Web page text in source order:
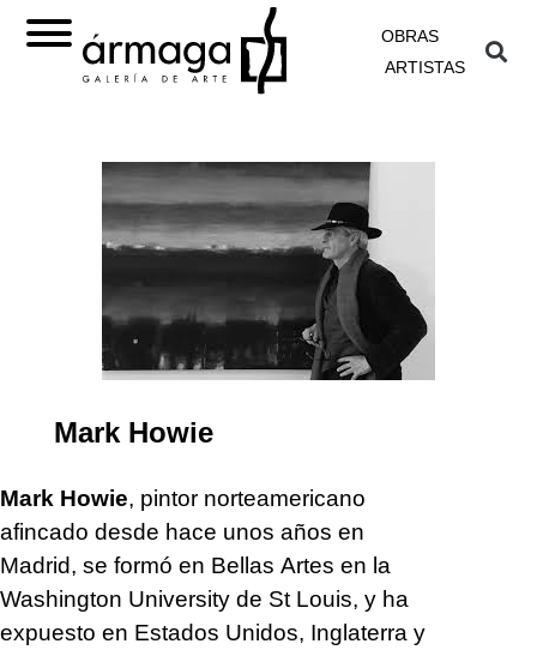
OBRAS
ARTISTAS
Mark Howie
Mark Howie, pintor norteamericano
afincado desde hace unos años en
Madrid, se formó en Bellas Artes en la
Washington University de St Louis, y ha
expuesto en Estados Unidos, Inglaterra y